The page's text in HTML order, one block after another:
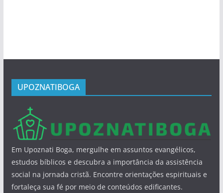
UPOZNATIBOGA
Em Upoznati Boga, mergulhe em assuntos evangélicos,
estudos bíblicos e descubra a importância da assistência
social na jornada cristã. Encontre orientações espirituais e
fortaleça sua fé por meio de conteúdos edificantes.